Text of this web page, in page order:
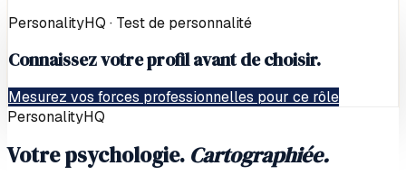
PersonalityHQ · Test de personnalité
Connaissez votre profil avant de choisir.
Mesurez vos forces professionnelles pour ce rôle
PersonalityHQ
Votre psychologie. Cartographiée.